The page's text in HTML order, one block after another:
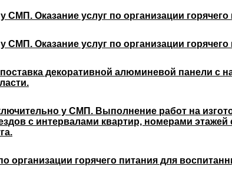
СМП. Оказание услуг по организации
СМП. Оказание услуг по организации
декоративной алюминевой панели с
у СМП. Выполнение работ на
с интервалами квартир, номерами этажей
организации горячего питания для